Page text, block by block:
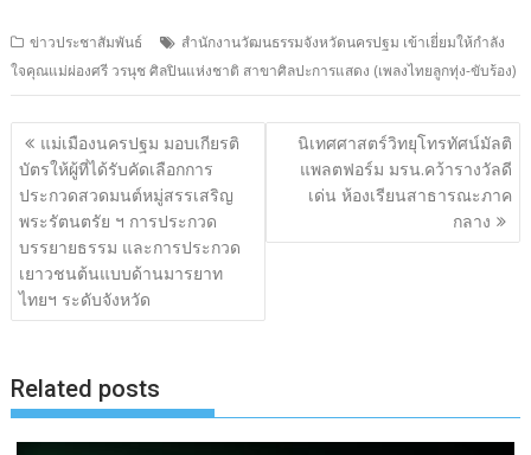
ข่าวประชาสัมพันธ์
สำนักงานวัฒนธรรมจังหวัดนครปฐม เข้าเยี่ยมให้กำลัง
ใจคุณแม่ผ่องศรี วรนุช ศิลปินแห่งชาติ สาขาศิลปะการแสดง (เพลงไทยลูกทุ่ง-ขับร้อง)
แนะแนว
เรื่อง
แม่เมืองนครปฐม มอบเกียรติ
บัตรให้ผู้ที่ได้รับคัดเลือกการ
ประกวดสวดมนต์หมู่สรรเสริญ
พระรัตนตรัย ฯ การประกวด
บรรยายธรรม และการประกวด
เยาวชนต้นแบบด้านมารยาท
ไทยฯ ระดับจังหวัด
นิเทศศาสตร์วิทยุโทรทัศน์มัลติ
แพลตฟอร์ม มรน.คว้ารางวัลดี
เด่น ห้องเรียนสาธารณะภาค
กลาง
Related posts